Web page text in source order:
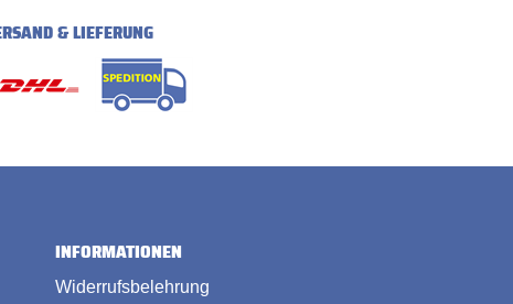
& LIEFERUNG
INFORMATIONEN
Widerrufsbelehrung